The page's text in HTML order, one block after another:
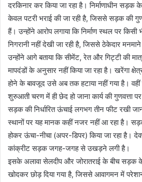
दरकिनार कर किया जा रहा है। निर्माणाधीन
केवल पटरी भराई की जा रही है, जिससे सड़क की
हैं। उन्होंने आरोप लगाया कि निर्माण स्थल पर किसी
निगरानी नहीं देखी जा रही है, जिससे ठेकेदार
उन्होंने आगे बताया कि सीमेंट, रेत और गिट्टी की
मापदंडों के अनुसार नहीं किया जा रहा है। खरेंगा
होने के बावजूद उसे अब तक हटाया नहीं गया है। वहीं
शुरुआती चरण में ही छेद हो जाना कार्य की गुणवत्ता पर
सड़क की निर्धारित ऊंचाई लगभग तीन फीट रखी
स्थानों पर यह मानक कहीं नजर नहीं आ रहा है।
होकर ऊंचा-नीचा (अपर-डिपर) किया जा रहा है।
कांक्रीट सड़क जगह-जगह से उखड़ने लगी है।
इसके अलावा सेलदीप और जोरातराई के बीच सड़क के
खोदकर छोड़ दिया गया है, जिससे आवागमन में